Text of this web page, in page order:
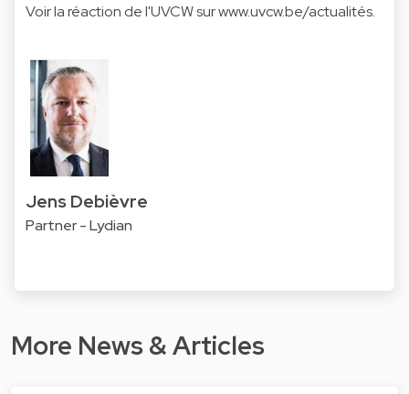
Voir la réaction de l'UVCW surwww.uvcw.be/actualités.
Jens Debièvre
Partner - Lydian
More News & Articles